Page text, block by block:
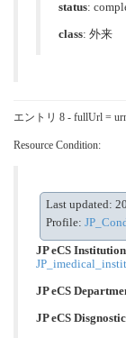
status:
class: 外来
エントリ 8 - fullUrl =
Resource Condition:
Last updated:
Profile:
JP eCS
JP eCS
JP eCS